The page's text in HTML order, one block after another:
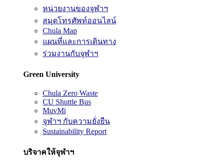
หน่วยงานของจุฬาฯ
สมุดโทรศัพท์ออนไลน์
Chula Map
แผนที่และการเดินทาง
ร่วมงานกับจุฬาฯ
Green University
Chula Zero Waste
CU Shuttle Bus
MuvMi
จุฬาฯ กับความยั่งยืน
Sustainability Report
บริจาคให้จุฬาฯ